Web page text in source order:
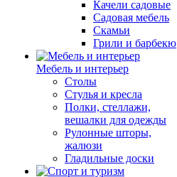
Качели садовые
Садовая мебель
Скамьи
Грили и барбекю
Мебель и интерьер
Столы
Стулья и кресла
Полки, стеллажи,
вешалки для одежды
Рулонные шторы,
жалюзи
Гладильные доски